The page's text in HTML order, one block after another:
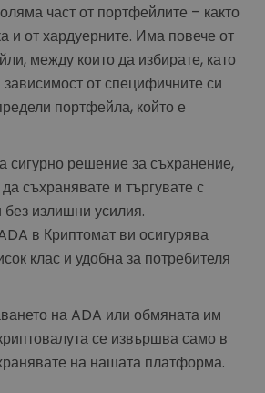
част от портфейлите – както
и от хардуерните. Има повече от
между които да избирате, като
зависимост от специфичните си
портфейла, който е
решение за съхранение,
съхранявате и търгувате с
излишни усилия.
в Криптомат ви осигурява
клас и удобна за потребителя
на ADA или обмяната им
се извършва само в
на нашата платформа.